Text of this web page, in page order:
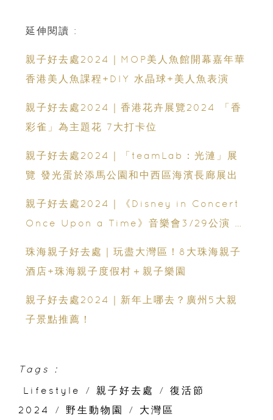
延伸閱讀 :
親子好去處2024｜MOP美人魚館開幕嘉年華
香港美人魚課程+DIY 水晶球+美人魚表演
親子好去處2024｜香港花卉展覽2024 「香
彩雀」為主題花 7大打卡位
親子好去處2024｜「teamLab：光漣」展
覽 發光蛋於添馬公園和中西區海濱長廊展出
親子好去處2024｜《Disney in Concert
Once Upon a Time》音樂會3/29公演 歌
珠海親子好去處｜玩盡大灣區！8大珠海親子
酒店+珠海親子度假村＋親子樂園
親子好去處2024｜新年上哪去？廣州5大親
子景點推薦！
Tags :
Lifestyle
/ 親子好去處 /
復活節
2024
/ 野生動物園 / 大灣區